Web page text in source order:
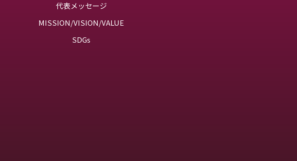
代表メッセージ
MISSION/VISION/VALUE
SDGs